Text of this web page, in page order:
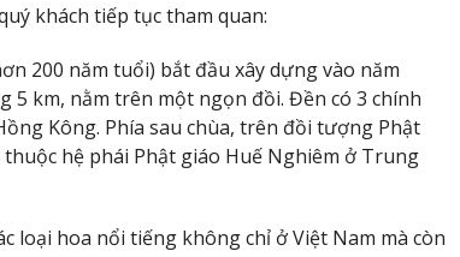
khách tiếp tục tham quan:
200 năm tuổi) bắt đầu xây dựng vào năm
5 km, nằm trên một ngọn đồi. Đền có 3 chính
Kông. Phía sau chùa, trên đồi tượng Phật
thuộc hệ phái Phật giáo Huế Nghiêm ở Trung
loại hoa nổi tiếng không chỉ ở Việt Nam mà còn